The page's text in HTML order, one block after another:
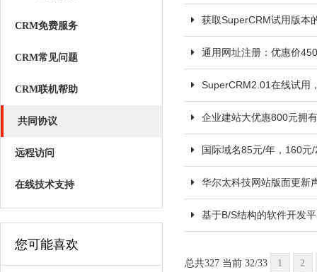
CRM免费服务
CRM常见问题
CRM联机帮助
共同协议
远程访问
在线技术支持
您可能喜欢
获取SuperCRM试用版本
通用网址注册：优惠价
SuperCRM2.01在线试用
企业建站大优惠800元拥
国际域名85元/年，160元
华尔太科技网站版面更新
基于B/S结构的软件开发
总共327 当前 32/33 1
2